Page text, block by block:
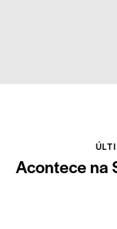
Acontece na